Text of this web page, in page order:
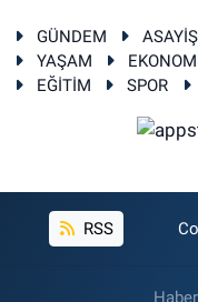
GÜNDEM ASAYİŞ
YAŞAM
EĞİTİM
SPOR
RSS